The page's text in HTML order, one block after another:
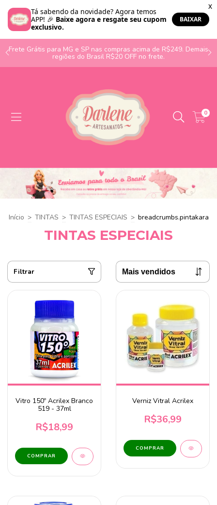
Frete Grátis para MG e SP nas compras acima de R$249. Demais
regiões do Brasil R$20 OFF no frete.
0
Início > TINTAS > TINTAS ESPECIAIS > breadcrumbs.pintakara
TINTAS ESPECIAIS
Filtrar
Vitro 150º Acrilex Branco
519 - 37ml
R$18,99
Verniz Vitral Acrilex
R$36,99
COMPRAR